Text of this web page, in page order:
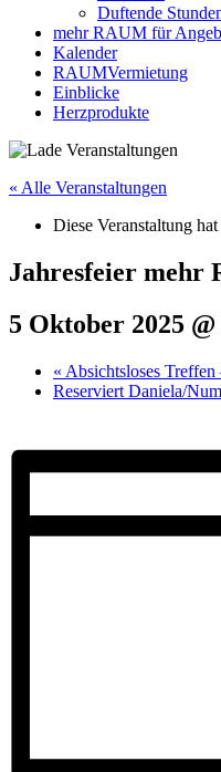
Duftende
mehr RAUM für
Kalender
RAUMVermietung
Einblicke
Herzprodukte
« Alle Veranstaltungen
Diese Veranstaltung
Jahresfeier mehr
5 Oktober 2025 @
« Absichtsloses
Reserviert Daniela/